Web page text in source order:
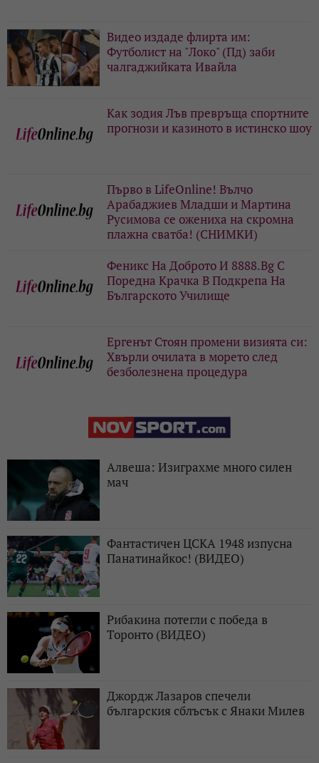
Видео издаде флирта им:
Футболист на "Локо" (Пд) заби
чалгаджийката Ивайла
Как зодия Лъв превръща спортните
прогнози и казиното в истинско шоу
Първо в LifeOnline! Вълчо
Арабаджиев Младши и Мартина
Русимова сe oжениха на скромна
плажна сватба! (СНИМКИ)
Феникс На Доброто И 8888.Bg С
Поредна Крачка В Подкрепа На
Българското Училище
Ергенът Стоян промени визията си:
Хвърли очилата в морето след
безболезнена процедура
Алвеша: Изиграхме много силен
мач
Фантастичен ЦСКА 1948 изпусна
Панатинайкос! (ВИДЕО)
Рибакина потегли с победа в
Торонто (ВИДЕО)
Джордж Лазаров спечели
българския сблъсък с Янаки Милев